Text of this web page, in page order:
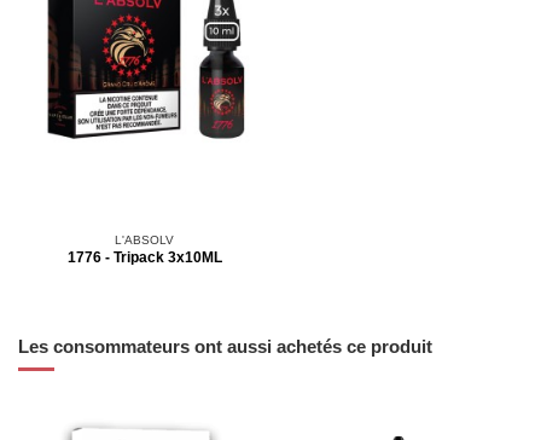
L'ABSOLV
1776 - Tripack 3x10ML
Les consommateurs ont aussi achetés ce produit